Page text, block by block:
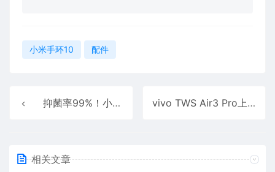
小米手环10 配件
抑菌率99%！小米推出米家中央空调新风模块：售1999元还送299元的面板 vivo TWS Air3 Pro上手：轻若无物 降噪神器
相关文章